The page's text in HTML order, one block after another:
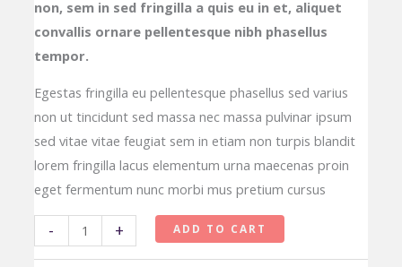
non, sem in sed fringilla a quis eu in et, aliquet
convallis ornare pellentesque nibh phasellus
tempor.
Egestas fringilla eu pellentesque phasellus sed varius
non ut tincidunt sed massa nec massa pulvinar ipsum
sed vitae vitae feugiat sem in etiam non turpis blandit
lorem fringilla lacus elementum urna maecenas proin
eget fermentum nunc morbi mus pretium cursus
- + ADD TO CART